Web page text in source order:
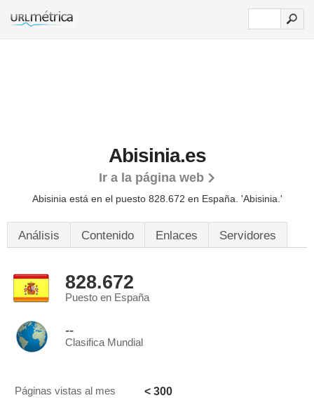
Abisinia.es
Ir a la página web
Abisinia está en el puesto 828.672 en España. 'Abisinia.'
Análisis Contenido Enlaces Servidores
828.672
Puesto en España
--
Clasifica Mundial
Páginas vistas al mes < 300